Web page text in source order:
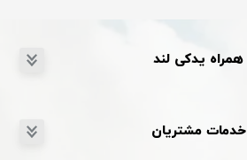
همراه یدکی لند
خدمات مشتریان